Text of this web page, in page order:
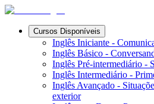
Cursos Disponíveis
Inglês Iniciante -
Inglês Básico -
Inglês Pré-intermediário -
Inglês Intermediário -
Inglês Avançado -
exterior